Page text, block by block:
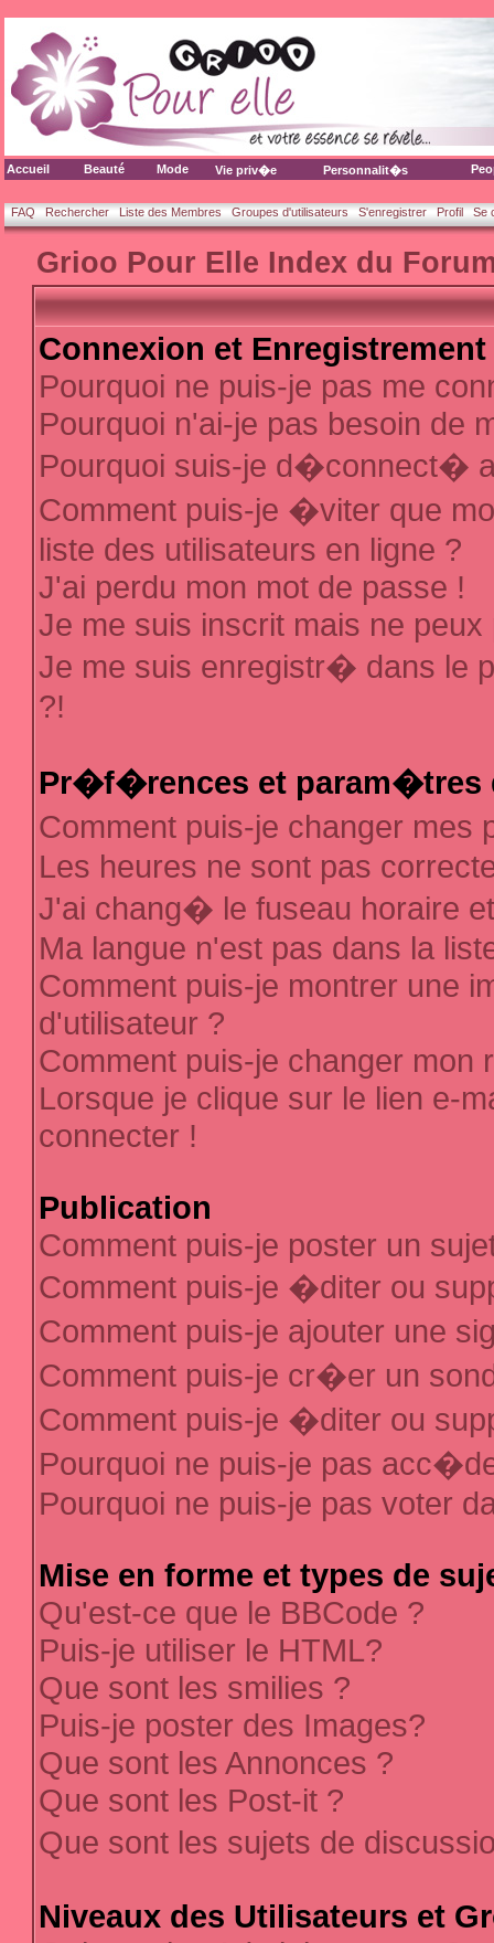
Accueil Beauté Mode Vie priv�e Personnalit�s
FAQ Rechercher Liste des Membres Groupes d'utilisateurs S'enregistrer Profil Se
Grioo Pour Elle Index du
Connexion et Enregistrement
Pourquoi ne puis-je pas me
Pourquoi n'ai-je pas besoin de
Pourquoi suis-je d�connect�
Comment puis-je �viter que
liste des utilisateurs en ligne ?
J'ai perdu mon mot de passe !
Je me suis inscrit mais ne
Je me suis enregistr� dans le
?!
Pr�f�rences et param�tres
Comment puis-je changer
Les heures ne sont pas
J'ai chang� le fuseau horaire
Ma langue n'est pas dans la
Comment puis-je montrer une
d'utilisateur ?
Comment puis-je changer mon
Lorsque je clique sur le lien e-
connecter !
Publication
Comment puis-je poster un
Comment puis-je �diter ou
Comment puis-je ajouter une
Comment puis-je cr�er un
Comment puis-je �diter ou
Pourquoi ne puis-je pas
Pourquoi ne puis-je pas voter
Mise en forme et types de
Qu'est-ce que le BBCode ?
Puis-je utiliser le HTML?
Que sont les smilies ?
Puis-je poster des Images?
Que sont les Annonces ?
Que sont les Post-it ?
Que sont les sujets de
Niveaux des Utilisateurs et